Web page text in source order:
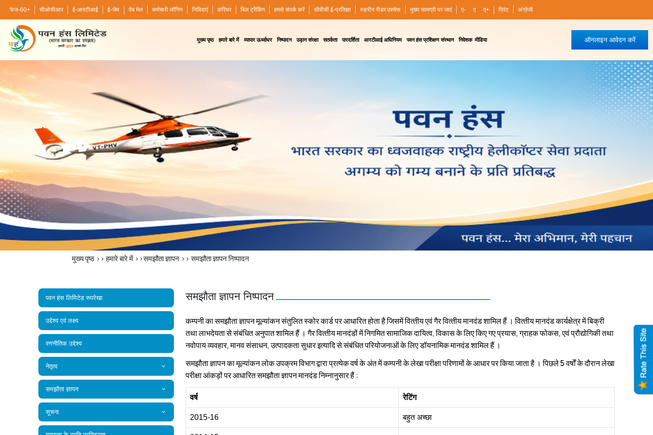
फेज-60+ सीओसीआर ई-आरटीआई ई-जेम वेब मेल कर्मचारी लॉगिन निविदाएं करियर बिल ट्रैकिंग हमसे संपर्क करें सीवीसी ई-प्रतिज्ञा स्क्रीन रीडर एक्सेस मुख्य सामग्री पर जाएं ए- ए ए+ प्रिंट अंग्रेजी
ऑनलाइन आवेदन करें
मुख्य पृष्ठ हमारे बारे में व्यापार ऊर्ध्वाधर निष्पादन उड़ान संरक्षा सतर्कता पारदर्शिता आरटीआई अधिनियम पवन हंस प्रशिक्षण संस्थान निवेशक मीडिया
मुख्य पृष्ठ>>हमारे बारे में >>समझौता ज्ञापन >>समझौता ज्ञापन निष्‍पादन
पवन हंस लिमिटेड रूपरेखा
उद्देश्य एवं लक्ष्य
रणनीतिक उद्देश्य
नेतृत्व
समझौता ज्ञापन
सूचना
समझौता ज्ञापन निष्‍पादन
कम्‍पनी का समझौता ज्ञापन मूल्‍यांकन संतुलित स्‍कोर कार्ड पर आधारित होता है जिसमें वित्‍तीय एवं गैर वित्‍तीय मानदंड शामिल हैं । वित्‍तीय मानदंड कार्यक्षेत्र में बिक्री
तथा लाभदेयता से संबंधित अनुपात शामिल हैं । गैर वित्‍तीय मानदंडों में नि‍गमित सामाजिक दायित्‍व, विकास के लिए किए गए प्रयास, ग्राहक फोकस, एवं प्रौद्योगिकी तथा
नवोपाय व्‍यवहार, मानव संसाधन, उत्‍पादकता सुधार इत्‍यादि से संबंधित परियोजनाओं के लिए डॉयनामिक मानदंड शामिल हैं ।
समझौता ज्ञापन का मूल्‍यांकन लोक उपक्रम विभाग द्वारा प्रत्‍येक वर्ष के अंत में कम्‍पनी के लेखा परीक्षा परिणामों के आधार पर किया जाता है । पिछले 5 वर्षों के दौरान लेखा
परीक्षा आंकड़ों पर आधारित समझौता ज्ञापन मानदंड निम्‍नानुसार हैं :
वर्ष रेटिंग
2015-16 बहुत अच्‍छा